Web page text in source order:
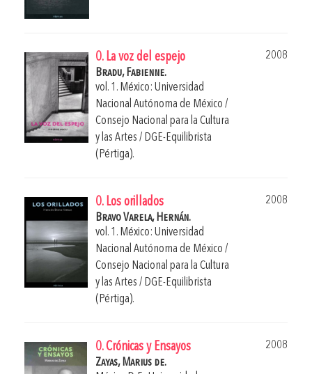
0. La voz del espejo
2008
Bradu, Fabienne.
vol. 1. México: Universidad
Nacional Autónoma de México /
Consejo Nacional para la Cultura
y las Artes / DGE-Equilibrista
(Pértiga).
0. Los orillados
2008
Bravo Varela, Hernán.
vol. 1. México: Universidad
Nacional Autónoma de México /
Consejo Nacional para la Cultura
y las Artes / DGE-Equilibrista
(Pértiga).
0. Crónicas y Ensayos
2008
Zayas, Marius de.